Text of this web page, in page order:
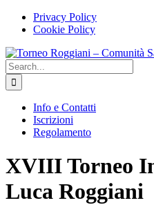
Skip
Facebook
InstagramPrivacy Policy
Cookie Policy
Search
for:
Info e Contatti
Iscrizioni
Regolamento
XVIII Torneo
Luca Roggiani